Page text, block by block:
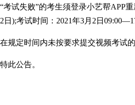
“考试失败”的考生须登录小艺帮APP
2日);考试时间：2021年3月2日
在规定时间内未按要求提交视频考试
特此公告。